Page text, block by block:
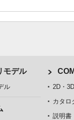
モデル
ル
2D・
カタロ
説明書